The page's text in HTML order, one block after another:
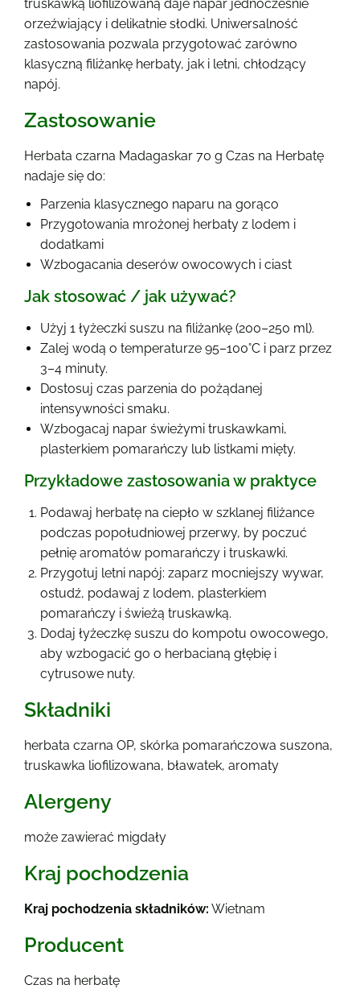
truskawką liofilizowaną daje napar jednocześnie
orzeźwiający i delikatnie słodki. Uniwersalność
zastosowania pozwala przygotować zarówno
klasyczną filiżankę herbaty, jak i letni, chłodzący
napój.
Zastosowanie
Herbata czarna Madagaskar 70 g Czas na Herbatę
nadaje się do:
Parzenia klasycznego naparu na gorąco
Przygotowania mrożonej herbaty z lodem i
dodatkami
Wzbogacania deserów owocowych i ciast
Jak stosować / jak używać?
Użyj 1 łyżeczki suszu na filiżankę (200–250 ml).
Zalej wodą o temperaturze 95–100°C i parz przez
3–4 minuty.
Dostosuj czas parzenia do pożądanej
intensywności smaku.
Wzbogacaj napar świeżymi truskawkami,
plasterkiem pomarańczy lub listkami mięty.
Przykładowe zastosowania w praktyce
Podawaj herbatę na ciepło w szklanej filiżance
podczas popołudniowej przerwy, by poczuć
pełnię aromatów pomarańczy i truskawki.
Przygotuj letni napój: zaparz mocniejszy wywar,
ostudź, podawaj z lodem, plasterkiem
pomarańczy i świeżą truskawką.
Dodaj łyżeczkę suszu do kompotu owocowego,
aby wzbogacić go o herbacianą głębię i
cytrusowe nuty.
Składniki
herbata czarna OP, skórka pomarańczowa suszona,
truskawka liofilizowana, bławatek, aromaty
Alergeny
może zawierać migdały
Kraj pochodzenia
Kraj pochodzenia składników: Wietnam
Producent
Czas na herbatę